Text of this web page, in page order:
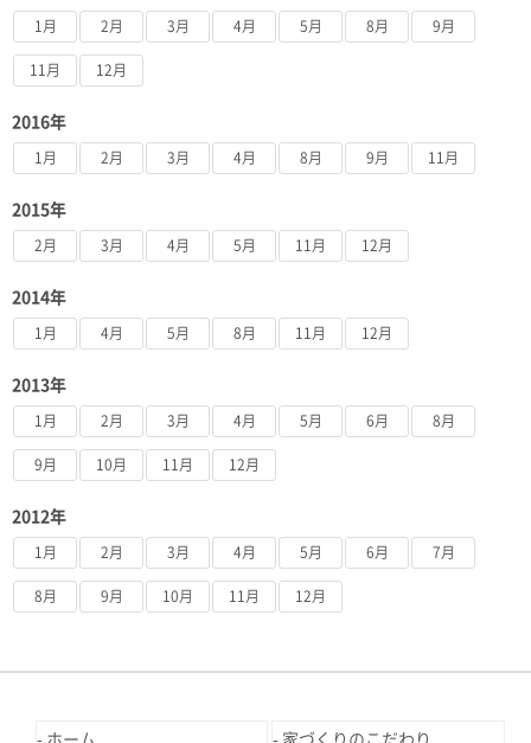
1月 2月 3月 4月 5月 8月 9月
11月 12月
2016年
1月 2月 3月 4月 8月 9月 11月
2015年
2月 3月 4月 5月 11月 12月
2014年
1月 4月 5月 8月 11月 12月
2013年
1月 2月 3月 4月 5月 6月 8月
9月 10月 11月 12月
2012年
1月 2月 3月 4月 5月 6月 7月
8月 9月 10月 11月 12月
ホーム 家づくりのこだわり